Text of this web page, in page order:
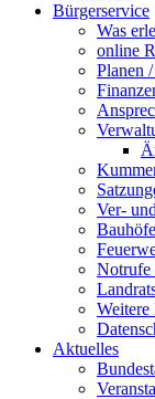
Bürgerservice
Was
online
Planen
Ver-
Bauhöfe
Notrufe
Weitere
Aktuelles